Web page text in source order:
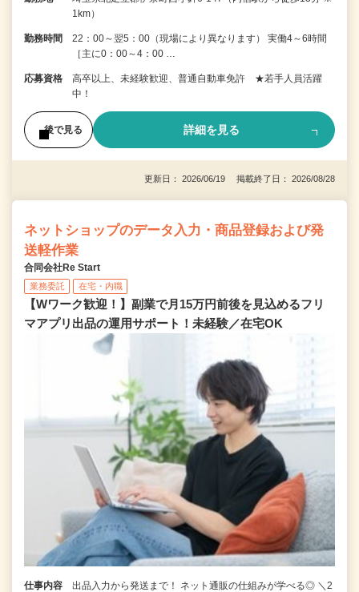
1km）
勤務時間
22：00～翌5：00（現場により異なります） 実働4～6時間
［主に0：00～4：00 …
応募資格
高卒以上、未経験歓迎、普通自動車免許 ★若手人員活躍
中！
後で見る 詳細を見る
更新日： 2026/06/19 掲載終了日： 2026/08/28
ネットショップのデータ入力・商品登録および発
送軽作業
合同会社Re Start
業務委託 在宅・内職
【Wワーク歓迎！】副業で月15万円前後を見込めるフリ
マアプリ出品の運用サポート！未経験／在宅OK
仕事内容
出品入力から発送まで！ ネット通販の仕組みが学べる◎ ＼2